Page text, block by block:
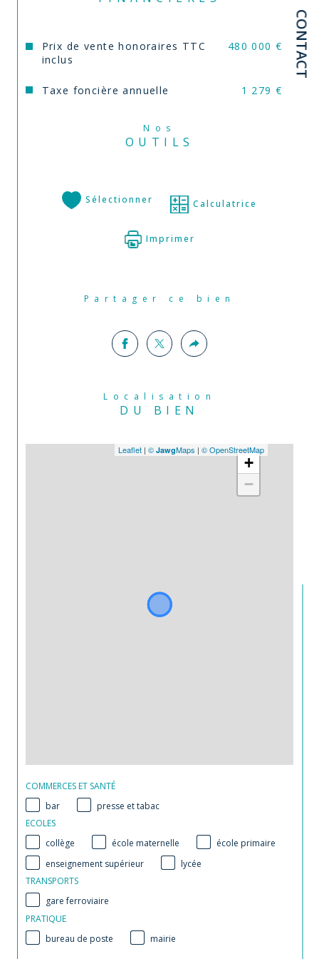
CONTACT
Prix de vente honoraires TTC
inclus
480 000 €
Taxe foncière annuelle 1 279 €
Nos
OUTILS
Sélectionner Calculatrice
Imprimer
Partager ce bien
Localisation
DU BIEN
+
−
Leaflet | © JawgMaps | © OpenStreetMap
COMMERCES ET SANTÉ
bar
presse et tabac
ECOLES
collège
école maternelle
école primaire
enseignement supérieur
lycée
TRANSPORTS
gare ferroviaire
PRATIQUE
bureau de poste
mairie